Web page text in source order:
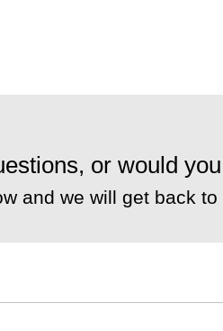
or would
and we will get back